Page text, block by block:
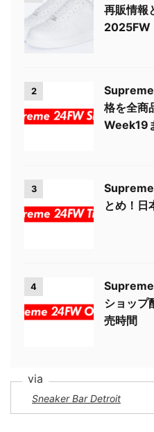
再販情報
2025FW
2
格を全商
Week19
3
とめ！日
4
ショップ
売時間
Sneaker Bar Detroit